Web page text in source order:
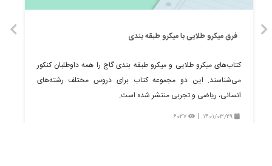
فرق میکرو طلایی با میکرو طبقه بندی
کتاب‌های میکرو طلایی و میکرو طبقه بندی گاج را همه داوطلبان کنکور
می‌شناسند. این دو مجموعه کتاب برای دروس مختلف رشته‌های
انسانی، ریاضی و تجربی منتشر شده است.
1401/03/29
6027